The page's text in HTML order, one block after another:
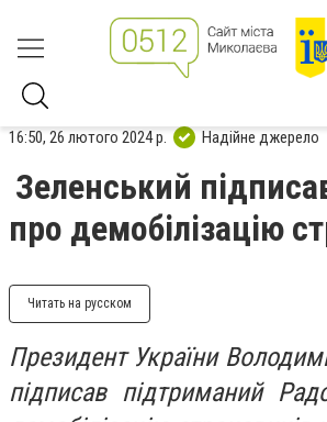
16:50, 26 лютого 2024 р. Надійне джерело
Зеленський
про демобілізацію
Читать на русском
Президент України
підписав підтриманий